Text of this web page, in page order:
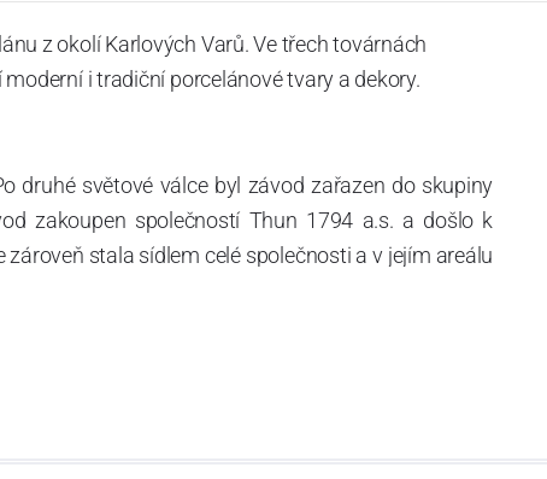
z okolí Karlových Varů. Ve třech továrnách
i tradiční porcelánové tvary a dekory.
druhé světové válce byl závod zařazen do skupiny
zakoupen společností Thun 1794 a.s. a došlo k
stala sídlem celé společnosti a v jejím areálu
Thun 1794 a.s. zakoupila i práva k ochranným